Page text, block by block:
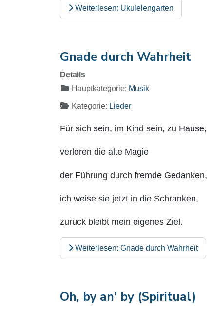
Weiterlesen: Ukulelengarten
Gnade durch Wahrheit
Details
Hauptkategorie: Musik
Kategorie: Lieder
Für sich sein, im Kind sein, zu Hause,
verloren die alte Magie
der Führung durch fremde Gedanken,
ich weise sie jetzt in die Schranken,
zurück bleibt mein eigenes Ziel.
Weiterlesen: Gnade durch Wahrheit
Oh, by an' by (Spiritual)